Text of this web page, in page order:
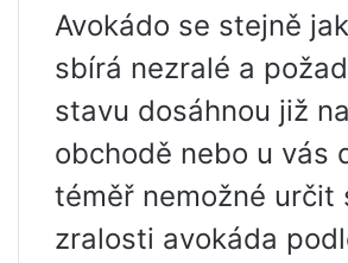
Avokádo se stejně
sbírá nezralé a
stavu dosáhnou již
obchodě nebo u vás
téměř nemožné určit
zralosti avokáda